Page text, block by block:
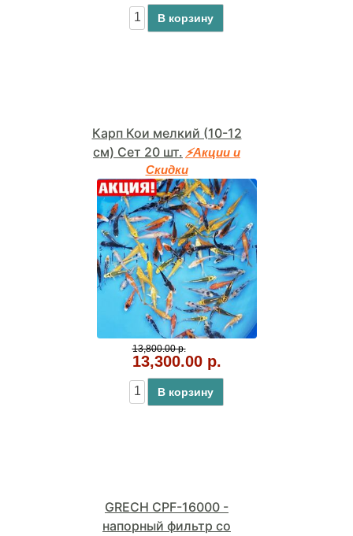
В корзину
Карп Кои мелкий (10-12
см) Сет 20 шт. ⚡Акции и
Скидки
13,800.00 р.
13,300.00 р.
В корзину
GRECH CPF-16000 -
напорный фильтр со